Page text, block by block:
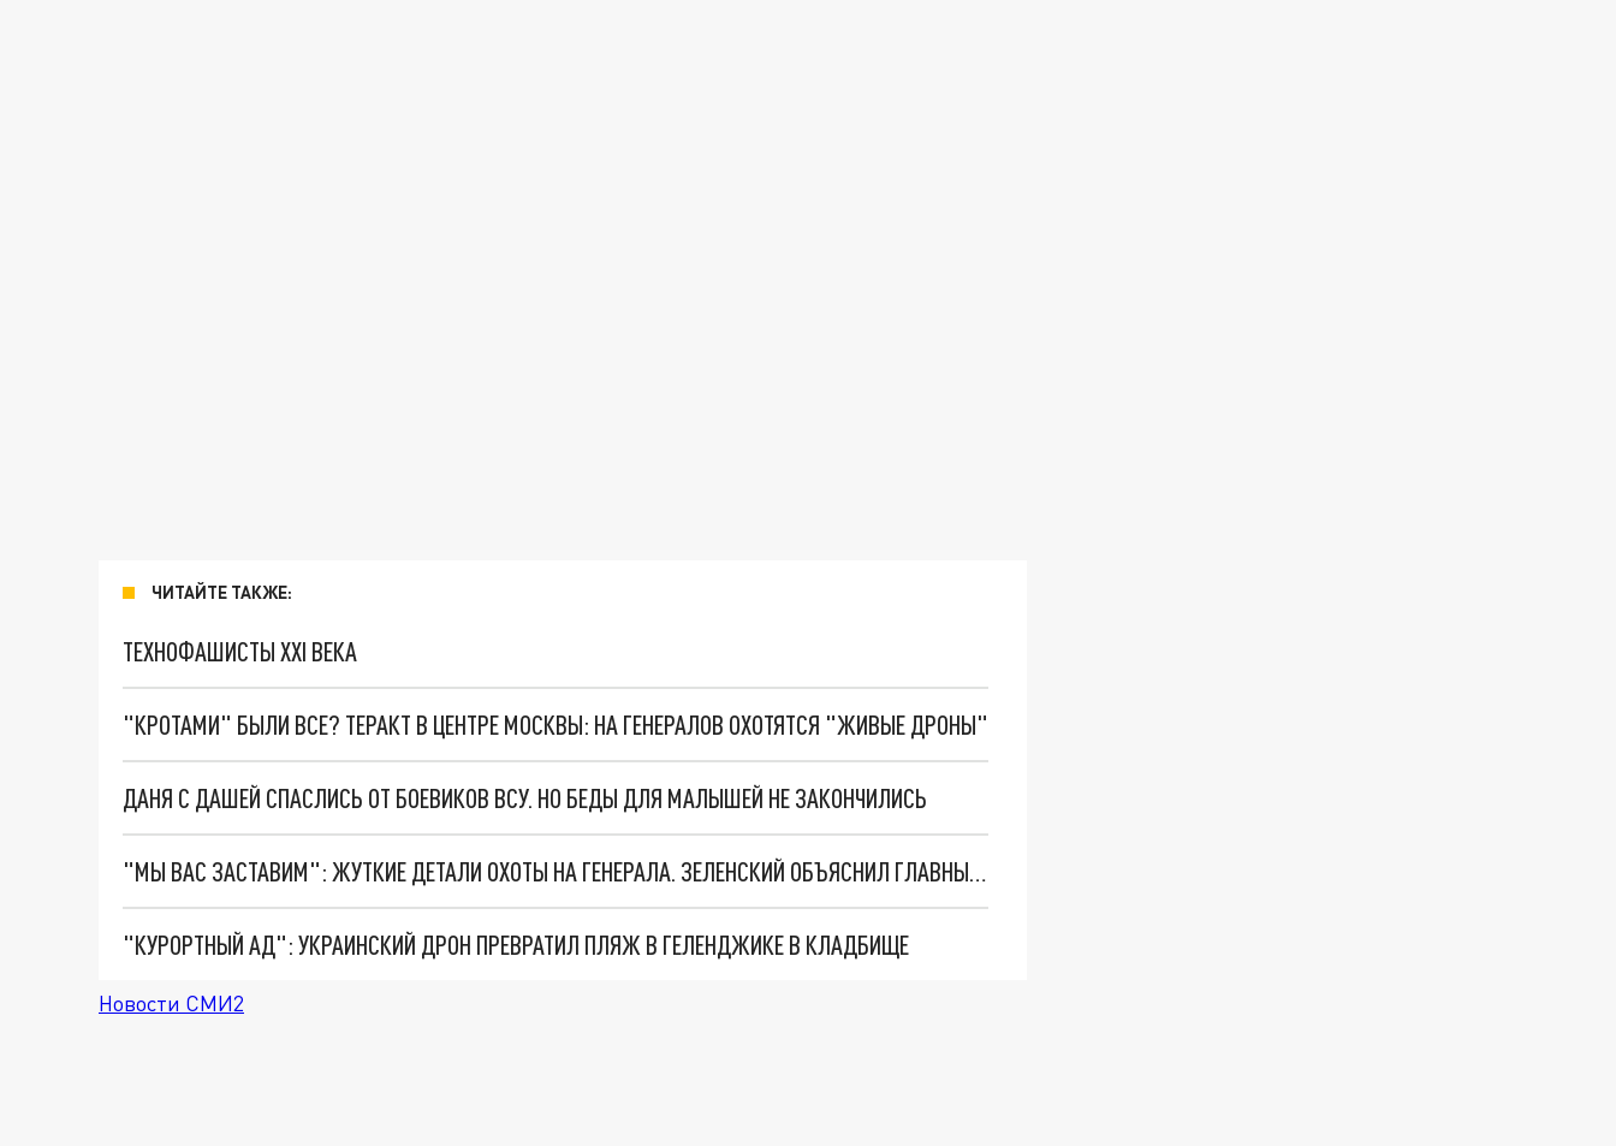
ЧИТАЙТЕ ТАКЖЕ:
ТЕХНОФАШИСТЫ XXI ВЕКА
"КРОТАМИ" БЫЛИ ВСЕ? ТЕРАКТ В ЦЕНТРЕ МОСКВЫ: НА ГЕНЕРАЛОВ ОХОТЯТСЯ "ЖИВЫЕ ДРОНЫ"
ДАНЯ С ДАШЕЙ СПАСЛИСЬ ОТ БОЕВИКОВ ВСУ. НО БЕДЫ ДЛЯ МАЛЫШЕЙ НЕ ЗАКОНЧИЛИСЬ
"МЫ ВАС ЗАСТАВИМ": ЖУТКИЕ ДЕТАЛИ ОХОТЫ НА ГЕНЕРАЛА. ЗЕЛЕНСКИЙ ОБЪЯСНИЛ ГЛАВНЫЙ СМЫСЛ ТЕРАКТА В ЦЕНТРЕ МОСКВЫ
"КУРОРТНЫЙ АД": УКРАИНСКИЙ ДРОН ПРЕВРАТИЛ ПЛЯЖ В ГЕЛЕНДЖИКЕ В КЛАДБИЩЕ
Новости СМИ2